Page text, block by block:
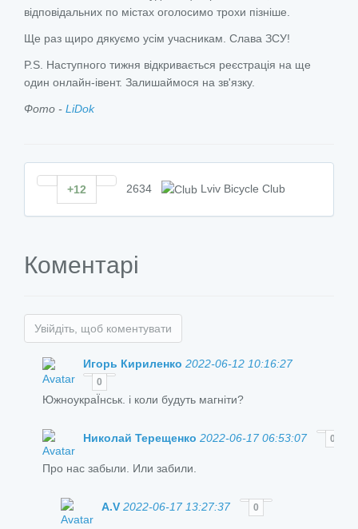
відповідальних по містах оголосимо трохи пізніше.
Ще раз щиро дякуємо усім учасникам. Слава ЗСУ!
P.S. Наступного тижня відкривається реєстрація на ще
один онлайн-івент. Залишаймося на зв'язку.
Фото - LiDok
+12 2634 Lviv Bicycle Club
Коментарі
Увійдіть, щоб коментувати
Игорь Кириленко 2022-06-12 10:16:27
0
ЮжноукраЇнськ. і коли будуть магніти?
Николай Терещенко 2022-06-17 06:53:07 0
Про нас забыли. Или забили.
A.V 2022-06-17 13:27:37 0